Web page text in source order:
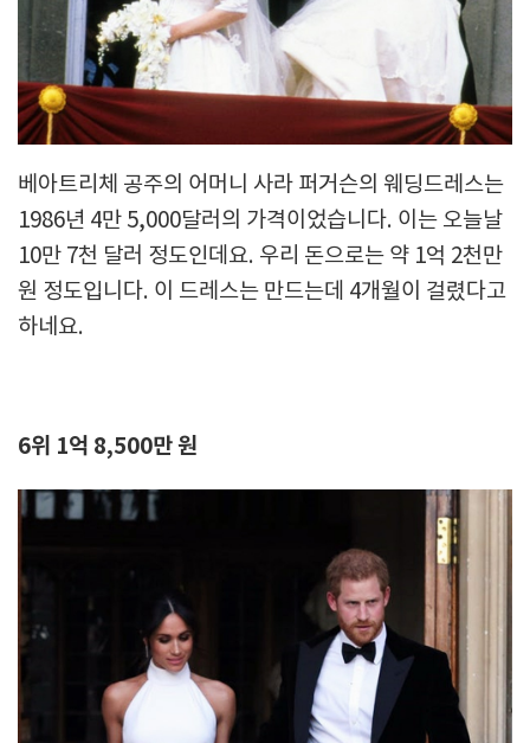
베아트리체 공주의 어머니 사라 퍼거슨의 웨딩드레스는
1986년 4만 5,000달러의 가격이었습니다. 이는 오늘날
10만 7천 달러 정도인데요. 우리 돈으로는 약 1억 2천만
원 정도입니다. 이 드레스는 만드는데 4개월이 걸렸다고
하네요.
6위 1억 8,500만 원